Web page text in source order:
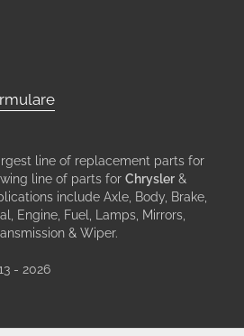
line of replacement parts for
line of parts for Chrysler &
include Axle, Body, Brake,
Engine, Fuel, Lamps, Mirrors,
& Wiper.
- 2026